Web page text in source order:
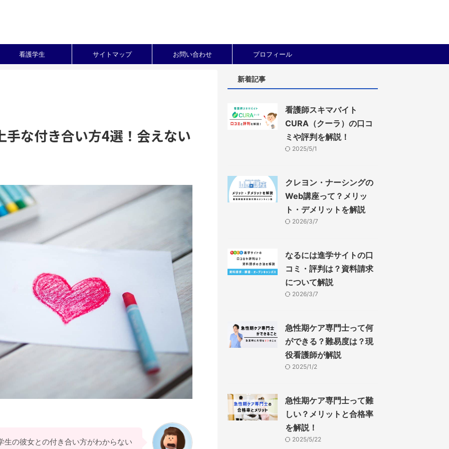
看護学生 サイトマップ お問い合わせ プロフィール
手な付き合い方4選！会えない
生の彼女との付き合い方がわからない
新着記事
看護師スキマバイト
CURA（クーラ）の口コ
ミや評判を解説！
2025/5/1
クレヨン・ナーシングの
Web講座って？メリッ
ト・デメリットを解説
2026/3/7
なるには進学サイトの口
コミ・評判は？資料請求
について解説
2026/3/7
急性期ケア専門士って何
ができる？難易度は？現
役看護師が解説
2025/1/2
急性期ケア専門士って難
しい？メリットと合格率
を解説！
2025/5/22